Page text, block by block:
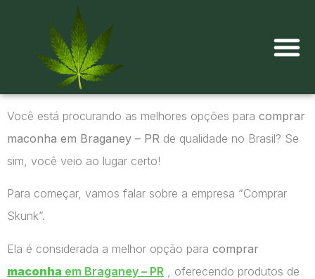
Você está procurando as melhores opções para comprar
maconha em Braganey – PR de qualidade no Brasil? Se
sim, você veio ao lugar certo!
Para começar, vamos falar sobre a empresa “Comprar
Skunk”.
Ela é considerada a melhor opção para comprar
maconha em Braganey – PR , oferecendo produtos de